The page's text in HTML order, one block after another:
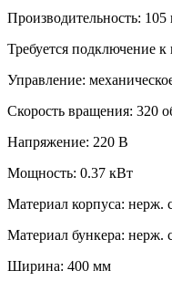
Производительность: 105
Требуется подключение к
Управление:
Скорость вращения: 320
Напряжение: 220 В
Мощность: 0.37 кВт
Материал корпуса: нерж.
Материал бункера: нерж.
Ширина: 400 мм